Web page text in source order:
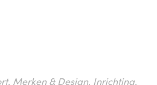
Merken & Design, Inrichting,